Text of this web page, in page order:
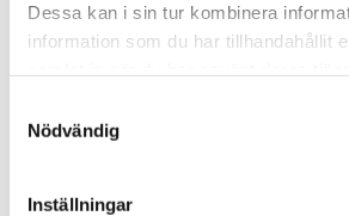
Dessa kan i sin tur kombinera
information som du har tillhandahållit
Nödvändig
Inställningar